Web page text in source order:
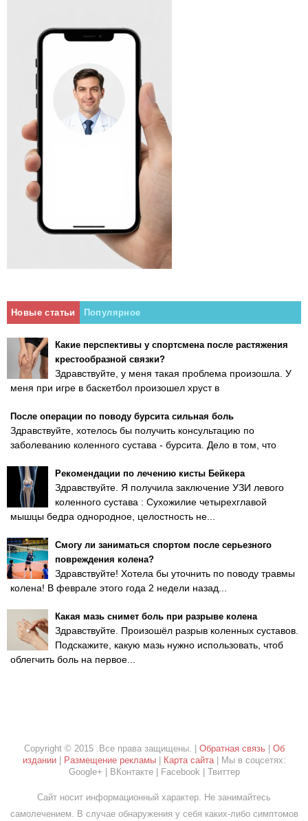
Новые статьи Популярное
Какие перспективы у спортсмена после растяжения
крестообразной связки?
Здравствуйте, у меня такая проблема произошла. У
меня при игре в баскетбол произошел хруст в
После операции по поводу бурсита сильная боль
Здравствуйте, хотелось бы получить консультацию по
заболеванию коленного сустава - бурсита. Дело в том, что
Рекомендации по лечению кисты Бейкера
Здравствуйте. Я получила заключение УЗИ левого
коленного сустава : Сухожилие четырехглавой
мышцы бедра однородное, целостность не...
Смогу ли заниматься спортом после серьезного
повреждения колена?
Здравствуйте! Хотела бы уточнить по поводу травмы
колена! В феврале этого года 2 недели назад...
Какая мазь снимет боль при разрыве колена
Здравствуйте. Произошёл разрыв коленных суставов.
Подскажите, какую мазь нужно использовать, чтоб
облегчить боль на первое...
Copyright © 2015 .Все права защищены. | Обратная связь| Об
издании| Размещение рекламы| Карта сайта| Мы в соцсетях:
Google+ | ВКонтакте | Facebook | Твиттер
Сайт носит информационный характер. Не занимайтесь
самолечением. В случае обнаружения у себя каких-либо симптомов